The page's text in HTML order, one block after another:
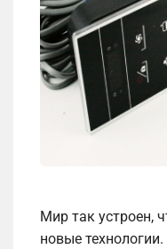
Мир так устроен,
новые